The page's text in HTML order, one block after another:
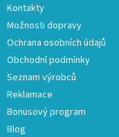
Kontakty
Možnosti dopravy
Ochrana osobních údajů
Obchodní podmínky
Seznam výrobců
Reklamace
Bonusový program
Blog